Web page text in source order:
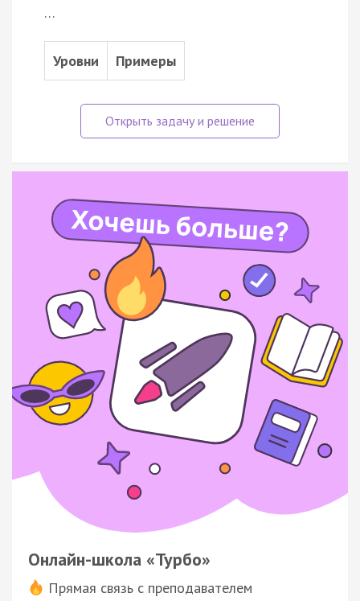
…
Уровни Примеры
Онлайн-школа «Турбо»
Прямая связь с преподавателем